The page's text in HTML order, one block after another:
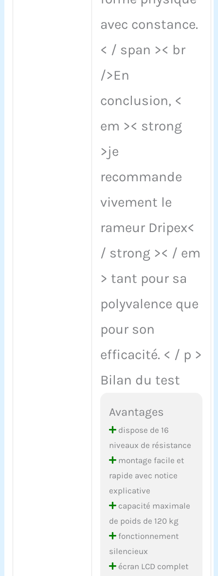
avec constance.
< / span >< br
/>En
conclusion, <
em >< strong
>je
recommande
vivement le
rameur Dripex<
/ strong >< / em
> tant pour sa
polyvalence que
pour son
efficacité. < / p >
Bilan du test
Avantages
dispose de 16
niveaux de résistance
montage facile et
rapide avec notice
explicative
capacité maximale
de poids de 120 kg
fonctionnement
silencieux
écran LCD complet